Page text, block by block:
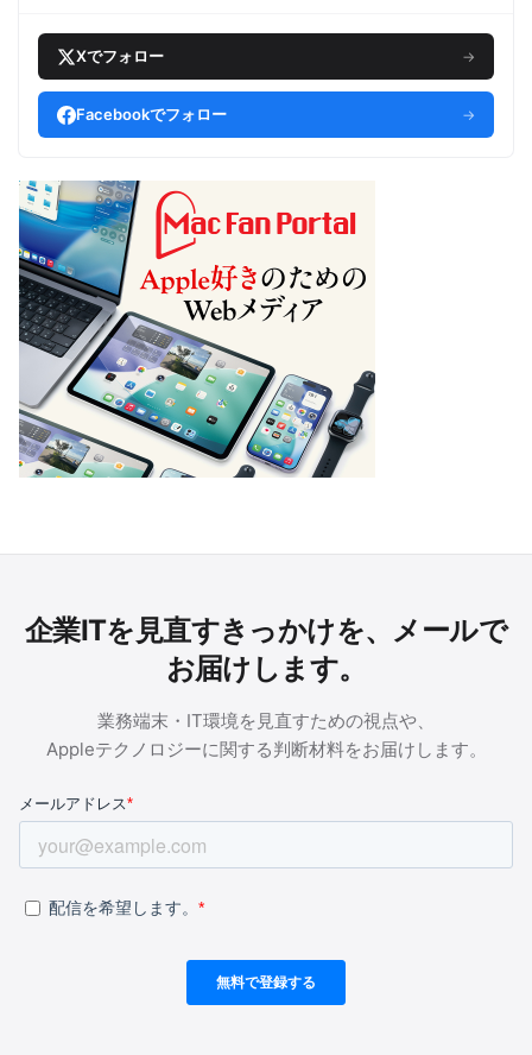
Xでフォロー →
Facebookでフォロー →
企業ITを見直すきっかけを、メールで
お届けします。
業務端末・IT環境を見直すための視点や、
Appleテクノロジーに関する判断材料をお届けします。